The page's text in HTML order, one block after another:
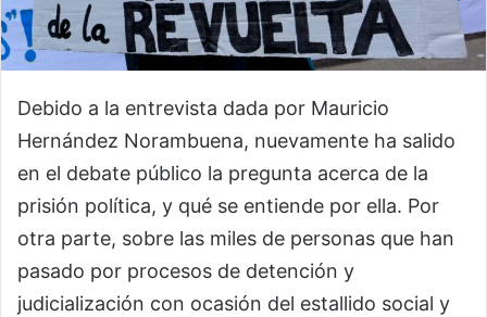
Debido a la entrevista dada por Mauricio
Hernández Norambuena, nuevamente ha salido
en el debate público la pregunta acerca de la
prisión política, y qué se entiende por ella. Por
otra parte, sobre las miles de personas que han
pasado por procesos de detención y
judicialización con ocasión del estallido social y